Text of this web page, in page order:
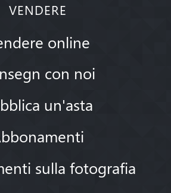
VENDERE
online
con noi
un'asta
sulla fotografia